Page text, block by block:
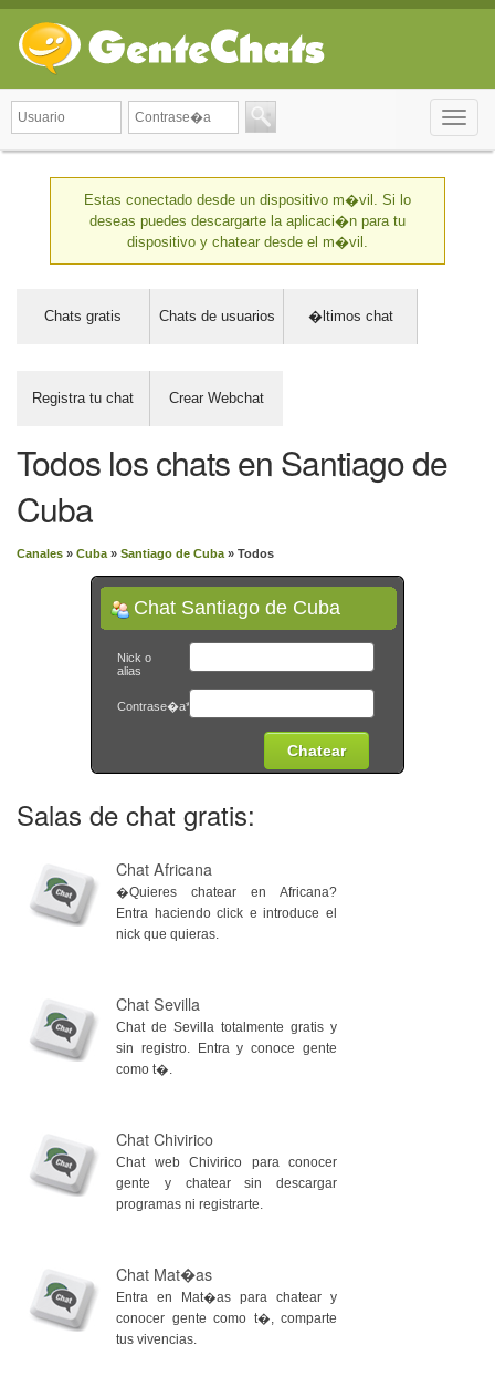
Toggle
Estas conectado desde un dispositivo m�vil. Si lo
deseas puedes descargarte la aplicaci�n para tu
dispositivo y chatear desde el m�vil.
Chats gratis Chats de usuarios �ltimos chat
Registra tu chat Crear Webchat
Todos los chats en Santiago de
Cuba
Canales » Cuba » Santiago de Cuba » Todos
Chat Santiago de Cuba
Nick o
alias
Contrase�a*
Salas de chat gratis:
Chat Africana
�Quieres chatear en Africana?
Entra haciendo click e introduce el
nick que quieras.
Chat Sevilla
Chat de Sevilla totalmente gratis y
sin registro. Entra y conoce gente
como t�.
Chat Chivirico
Chat web Chivirico para conocer
gente y chatear sin descargar
programas ni registrarte.
Chat Mat�as
Entra en Mat�as para chatear y
conocer gente como t�, comparte
tus vivencias.